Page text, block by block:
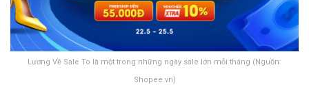
Lương Về Sale To là một trong những ngày sale lớn mỗi tháng (Nguồn:
Shopee.vn)